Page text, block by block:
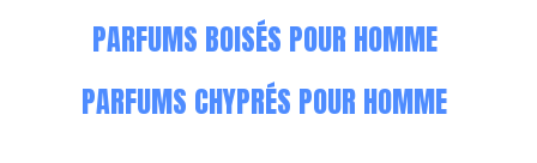
PARFUMS BOISÉS POUR HOMME
PARFUMS CHYPRÉS POUR HOMME